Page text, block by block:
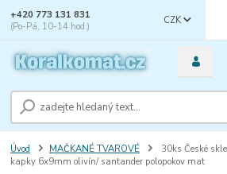
CZK
+420 773 131 831
(Po-Pá, 10-14 hod.)
Úvod MAČKANÉ TVAROVÉ
30ks České
kapky 6x9mm olivín/ santander polopokov mat